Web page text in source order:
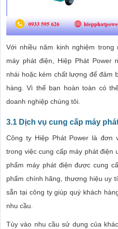
Với nhiều năm kinh nghiệm
máy phát điện, Hiệp Phát Power
nhái hoặc kém chất lượng để đảm
hàng. Vì thế bạn hoàn toàn có
doanh nghiệp chúng tôi.
3.1 Dịch vụ cung cấp máy
Công ty Hiệp Phát Power là đơn
trong việc cung cấp máy phát điện
phẩm máy phát điện được cung
phẩm chính hãng, thương hiệu uy
sẵn tại công ty giúp quý khách
nhu cầu.
Tùy vào nhu cầu sử dụng của